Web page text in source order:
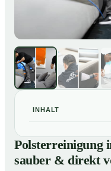
INHALT
Polsterreinigung in
direkt vor Ort
Polsterreinigung
sauber & direkt